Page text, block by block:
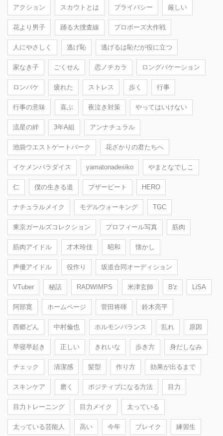
アクション スカウトとは プライバシー 厳しい
花より男子 踊る大捜査線 プロポーズ大作戦
人にやさしく 逃げ恥 逃げるは恥だが役に立つ
家なき子 ごくせん 恋ノチカラ ロングバケーション
ロンバケ 疲れた ストレス 歩く 行事
行事の意味 喜ぶ 夜泣き対策 やってはいけない
流星の絆 3年A組 アンナチュラル
池袋ウエストゲートパーク 花ざかりの君たちへ
イケメンパラダイス yamatonadesiko やまとなでしこ
仁 僕の生きる道 ブザービート HERO
ナチュラルメイク モデルウォーキング TGC
東京ガールズコレクション プロフィール写真 筋肉
筋肉アイドル 才木玲佳 昭和 懐かし
声優アイドル 役作り 坂道合同オーディション
VTuber 秘話 RADWIMPS 米津玄師 B'z LiSA
阿部寛 ホームページ 菅田将暉 鈴木亮平
西郷どん 中村倫也 ホルモンバランス 乱れ 原因
早寝早起き 正しい きれいな 歩き方 身だしなみ
チェック 清潔感 髪型 作り方 効果が出るまで
スキンケア 磨く ポジティブになる方法 目力
目力トレーニング 目力メイク 太っている
太っている芸能人 高い 今年 ブレイク 練習生